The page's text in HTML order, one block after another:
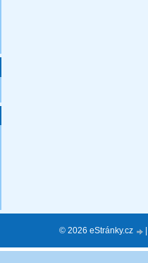
© 2026 eStránky.cz